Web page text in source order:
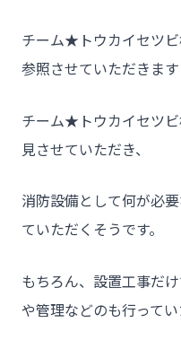
- お問い合わせ
チーム★トウカイセツ
参照させていただきます
チーム★トウカイセツ
見させていただき、
消防設備として何が必
ていただくそうです。
もちろん、設置工事だ
や管理などのも行ってい